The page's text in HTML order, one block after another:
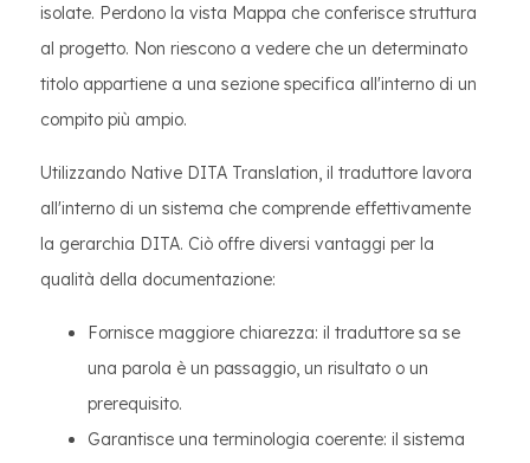
isolate. Perdono la vista Mappa che conferisce struttura
al progetto. Non riescono a vedere che un determinato
titolo appartiene a una sezione specifica all'interno di un
compito più ampio.
Utilizzando Native DITA Translation, il traduttore lavora
all'interno di un sistema che comprende effettivamente
la gerarchia DITA. Ciò offre diversi vantaggi per la
qualità della documentazione:
Fornisce maggiore chiarezza: il traduttore sa se
una parola è un passaggio, un risultato o un
prerequisito.
Garantisce una terminologia coerente: il sistema